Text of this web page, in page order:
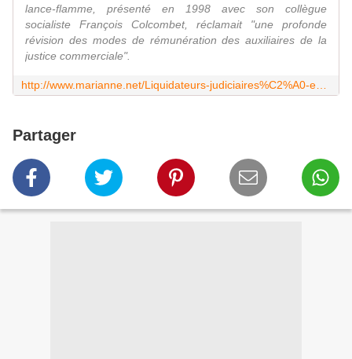
lance-flamme, présenté en 1998 avec son collègue
socialiste François Colcombet, réclamait "une profonde
révision des modes de rémunération des auxiliaires de la
justice commerciale".
Partager